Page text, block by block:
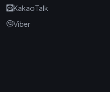
KakaoTalk
Viber